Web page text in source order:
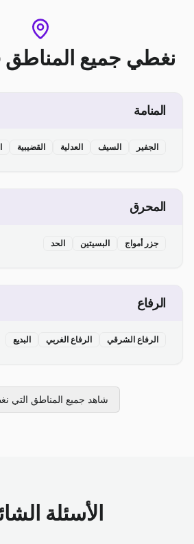
نغطي جميع المناطق
المنامة
الجفير السيف العدلية القضيبية
المحرق
جزر أمواج البسيتين الحد
الرفاع
الرفاع الشرقي الرفاع الغربي البديع
شاهد جميع المناطق التي
الأسئلة